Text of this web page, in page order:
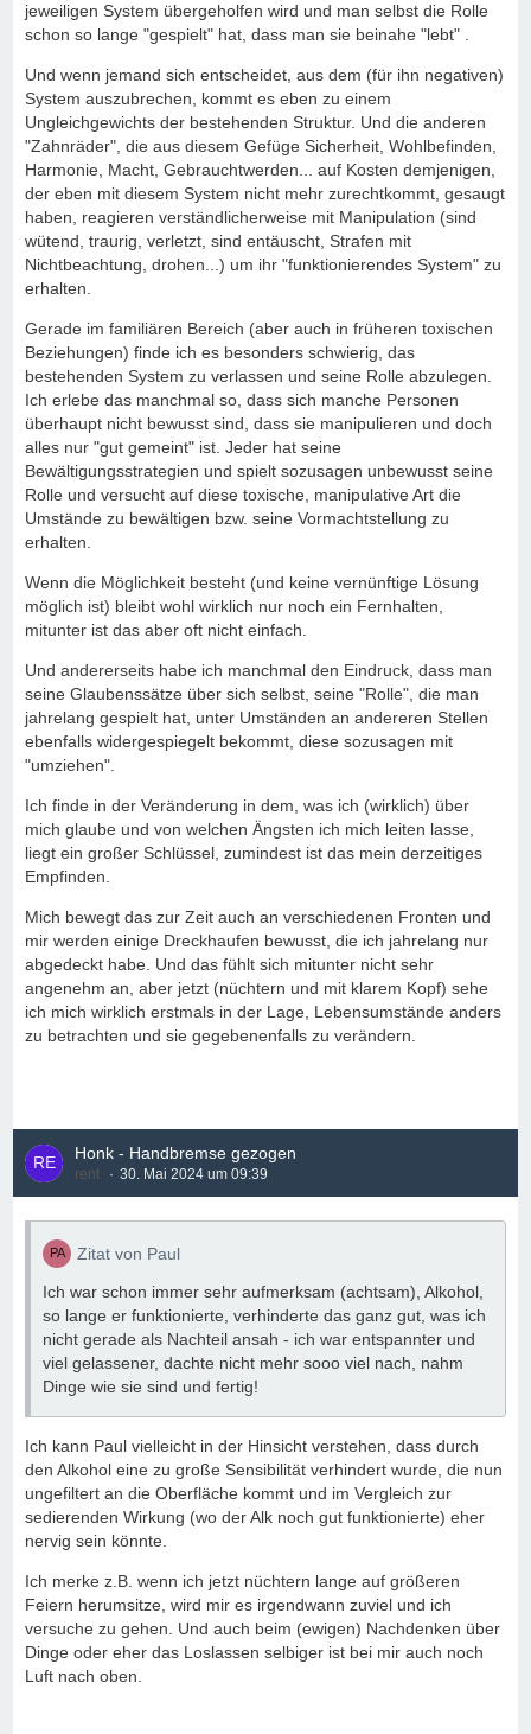
jeweiligen System übergeholfen wird und man selbst die Rolle
schon so lange "gespielt" hat, dass man sie beinahe "lebt" .
Und wenn jemand sich entscheidet, aus dem (für ihn negativen)
System auszubrechen, kommt es eben zu einem
Ungleichgewichts der bestehenden Struktur. Und die anderen
"Zahnräder", die aus diesem Gefüge Sicherheit, Wohlbefinden,
Harmonie, Macht, Gebrauchtwerden... auf Kosten demjenigen,
der eben mit diesem System nicht mehr zurechtkommt, gesaugt
haben, reagieren verständlicherweise mit Manipulation (sind
wütend, traurig, verletzt, sind entäuscht, Strafen mit
Nichtbeachtung, drohen...) um ihr "funktionierendes System" zu
erhalten.
Gerade im familiären Bereich (aber auch in früheren toxischen
Beziehungen) finde ich es besonders schwierig, das
bestehenden System zu verlassen und seine Rolle abzulegen.
Ich erlebe das manchmal so, dass sich manche Personen
überhaupt nicht bewusst sind, dass sie manipulieren und doch
alles nur "gut gemeint" ist. Jeder hat seine
Bewältigungsstrategien und spielt sozusagen unbewusst seine
Rolle und versucht auf diese toxische, manipulative Art die
Umstände zu bewältigen bzw. seine Vormachtstellung zu
erhalten.
Wenn die Möglichkeit besteht (und keine vernünftige Lösung
möglich ist) bleibt wohl wirklich nur noch ein Fernhalten,
mitunter ist das aber oft nicht einfach.
Und andererseits habe ich manchmal den Eindruck, dass man
seine Glaubenssätze über sich selbst, seine "Rolle", die man
jahrelang gespielt hat, unter Umständen an andereren Stellen
ebenfalls widergespiegelt bekommt, diese sozusagen mit
"umziehen".
Ich finde in der Veränderung in dem, was ich (wirklich) über
mich glaube und von welchen Ängsten ich mich leiten lasse,
liegt ein großer Schlüssel, zumindest ist das mein derzeitiges
Empfinden.
Mich bewegt das zur Zeit auch an verschiedenen Fronten und
mir werden einige Dreckhaufen bewusst, die ich jahrelang nur
abgedeckt habe. Und das fühlt sich mitunter nicht sehr
angenehm an, aber jetzt (nüchtern und mit klarem Kopf) sehe
ich mich wirklich erstmals in der Lage, Lebensumstände anders
zu betrachten und sie gegebenenfalls zu verändern.
Honk - Handbremse gezogen
rent 30. Mai 2024 um 09:39
Zitat von Paul
Ich war schon immer sehr aufmerksam (achtsam), Alkohol,
so lange er funktionierte, verhinderte das ganz gut, was ich
nicht gerade als Nachteil ansah - ich war entspannter und
viel gelassener, dachte nicht mehr sooo viel nach, nahm
Dinge wie sie sind und fertig!
Ich kann Paul vielleicht in der Hinsicht verstehen, dass durch
den Alkohol eine zu große Sensibilität verhindert wurde, die nun
ungefiltert an die Oberfläche kommt und im Vergleich zur
sedierenden Wirkung (wo der Alk noch gut funktionierte) eher
nervig sein könnte.
Ich merke z.B. wenn ich jetzt nüchtern lange auf größeren
Feiern herumsitze, wird mir es irgendwann zuviel und ich
versuche zu gehen. Und auch beim (ewigen) Nachdenken über
Dinge oder eher das Loslassen selbiger ist bei mir auch noch
Luft nach oben.